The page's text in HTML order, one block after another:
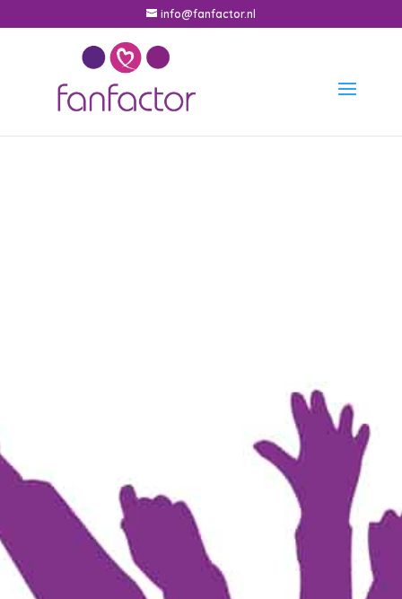
info@fanfactor.nl